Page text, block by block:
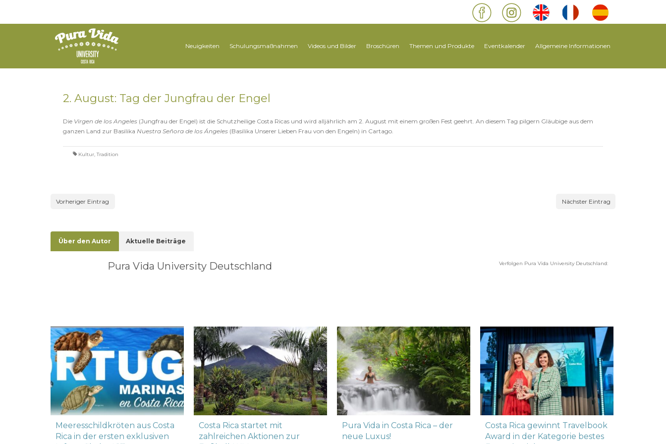
Neuigkeiten Schulungsmaßnahmen Videos und Bilder Broschüren Themen und Produkte Eventkalender Allgemeine Informationen
2. August: Tag der Jungfrau der Engel
Die Virgen de los Angeles (Jungfrau der Engel) ist die Schutzheilige Costa Ricas und wird alljährlich am 2. August mit einem großen Fest geehrt. An diesem Tag pilgern Gläubige aus dem
ganzen Land zur Basilika Nuestra Señora de los Ángeles (Basilika Unserer Lieben Frau von den Engeln) in Cartago.
Kultur,Tradition
Vorheriger Eintrag Nächster Eintrag
Über den Autor Aktuelle Beiträge
Verfolgen Pura Vida University Deutschland:
Pura Vida University Deutschland
Meeresschildkröten aus Costa
Rica in der ersten exklusiven
Costa Rica startet mit
zahlreichen Aktionen zur
Pura Vida in Costa Rica – der
neue Luxus!
Costa Rica gewinnt Travelbook
Award in der Kategorie bestes